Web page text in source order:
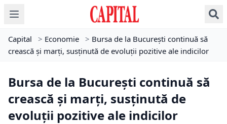
Capital > Economie > Bursa de la București continuă să
crească și marți, susținută de evoluții pozitive ale indicilor
Bursa de la București continuă să
crească și marți, susținută de
evoluții pozitive ale indicilor